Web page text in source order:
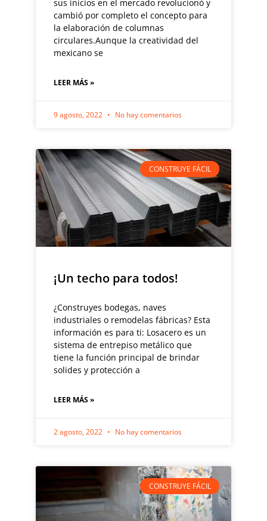
sus inicios en el mercado revolucionó y
cambió por completo el concepto para
la elaboración de columnas
circulares.Aunque la creatividad del
mexicano se
LEER MÁS »
9 agosto, 2022 No hay comentarios
CONSTRUYE FÁCIL
¡Un techo para todos!
¿Construyes bodegas, naves
industriales o remodelas fábricas? Esta
información es para ti: Losacero es un
sistema de entrepiso metálico que
tiene la función principal de brindar
solides y protección a
LEER MÁS »
2 agosto, 2022 No hay comentarios
CONSTRUYE FÁCIL